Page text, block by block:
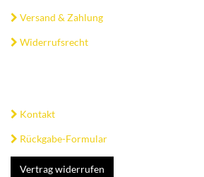
Versand & Zahlung
Widerrufsrecht
Kontakt
Rückgabe-Formular
Vertrag widerrufen